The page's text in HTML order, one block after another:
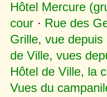
Hôtel Mercure
cour· Rue des
Grille, vue
de Ville, vues
Hôtel de Ville, la
Vues du